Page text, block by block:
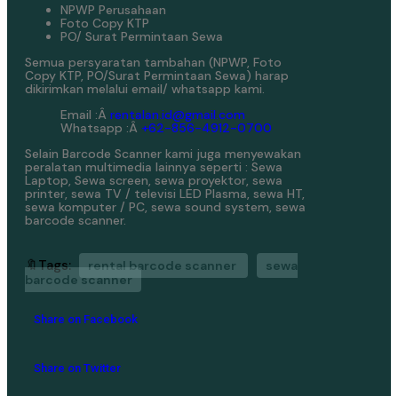
NPWP Perusahaan
Foto Copy KTP
PO/ Surat Permintaan Sewa
Semua persyaratan tambahan (NPWP, Foto
Copy KTP, PO/Surat Permintaan Sewa) harap
dikirimkan melalui email/ whatsapp kami.
Email :Â rentalan.id@gmail.com
Whatsapp :Â +62-856-4912-0700
Selain Barcode Scanner kami juga menyewakan
peralatan multimedia lainnya seperti : Sewa
Laptop, Sewa screen, sewa proyektor, sewa
printer, sewa TV / televisi LED Plasma, sewa HT,
sewa komputer / PC, sewa sound system, sewa
barcode scanner.
🔖Tags: rental barcode scanner
sewa
barcode scanner
Share on Facebook
Share on Twitter